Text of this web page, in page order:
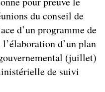
du conseil de
d’un programme de
d’un plan
(juillet)
de suivi